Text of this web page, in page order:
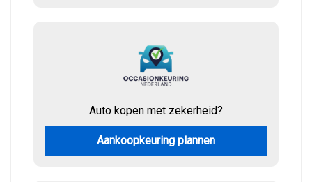
Auto kopen met zekerheid?
Aankoopkeuring plannen